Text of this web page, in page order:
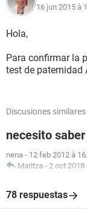
16 jun 2015 à
Hola,
Para confirmar la
test de paternidad
Discusiones similares
necesito
nena - 12 feb 2012 à
Maritza - 2 oct 2018
78 respuestas